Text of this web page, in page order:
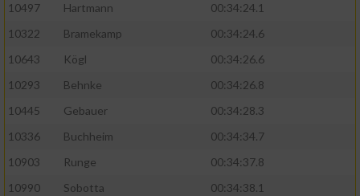
10497
Hartmann
00:34:24.1
10322
Bramekamp
00:34:24.6
10643
Kögl
00:34:26.6
10293
Behnke
00:34:26.8
10445
Gebauer
00:34:28.3
10336
Buchheim
00:34:34.7
10903
Runge
00:34:37.8
10990
Sobotta
00:34:38.1